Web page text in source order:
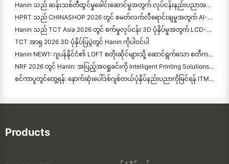
Hanin သည် ဆန်းသစ်တီထွင်မှုခေါင်းဆောင်မှုအတွက် လုပ်ငန်းနည်းပညာအမျိုးသားစင်တာအဖြစ် အသိအမှတ
HPRT သည် CHINASHOP 2026 တွင် စမတ်လက်လီရောင်းချမှုအတွက် AI-Driven NEX Series ကိုပြသသည်။
Hanin သည် TCT Asia 2026 တွင် စက်မှုလုပ်ငန်း 3D ပုံနှိပ်မှုအတွက် LCD-L298 နှင့် SJF ဆန်းသစ်တီထွင်မှုများကို ဖော်ပြသည်။
TCT အာရှ 2026 3D ပုံနှိပ်ပြပွဲတွင် Hanin ကိုပါဝင်ပါ
Hanin NEW1: ဂျပန်နိုင်ငံ၏ LOFT စတိုးဆိုင်များသို့ ဆောင်ရွက်သော စတီကယ်ပုံနှိပ်စက်
NRF 2026 တွင် Hanin: အပြည့်အဝရှုခင်းကို Intelligent Printing Solutions ဖြင့် လက်လီရောင်းချမှုကို အာဏာပေးခြင်း
စင်ကာပူတွင်တွေ့ရန်: နောက်ဆုံးပေါ်ဒစ်ဂျစ်တယ်ပုံနှိပ်နည်းပညာကိုမြင်ရန် ITMA ASIA 2025 တွင်ဟာနင်နှင့်အတူ
Products